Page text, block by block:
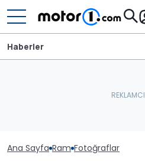
Haberler
Ana Sayfa Ram Fotoğraflar